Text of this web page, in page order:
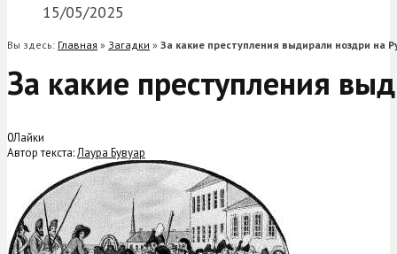
15/05/2025
Вы здесь: Главная » Загадки » За какие преступления выдирали ноздри на
За какие преступления
0Лайки
Автор текста:Лаура Бувуар